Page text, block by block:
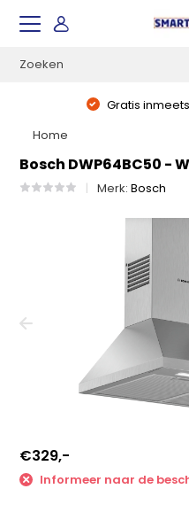
Gratis
Home
Bosch DWP64BC50 -
Merk:Bosch
€329,-
Informeer naar de